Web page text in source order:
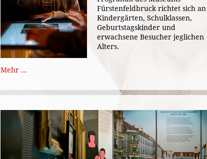
Fürstenfeldbruck richtet sich an
Kindergärten, Schulklassen,
Geburtstagskinder und
erwachsene Besucher jeglichen
Alters.
Mehr ...